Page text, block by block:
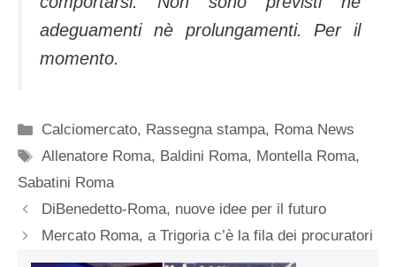
adeguamenti nè prolungamenti. Per il
momento.
Categorie
Calciomercato, Rassegna stampa, Roma News
Tag
Allenatore Roma, Baldini Roma, Montella Roma,
Sabatini Roma
DiBenedetto-Roma, nuove idee per il futuro
Mercato Roma, a Trigoria c’è la fila dei procuratori